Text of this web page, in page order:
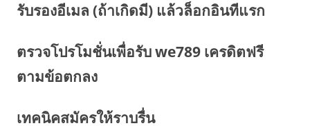
รับรองอีเมล (ถ้าเกิดมี) แล้วล็อกอินทีแรก
ตรวจโปรโมชั่นเพื่อรับ we789 เครดิตฟรี
ตามข้อตกลง
เทคนิคสมัครให้ราบรื่น